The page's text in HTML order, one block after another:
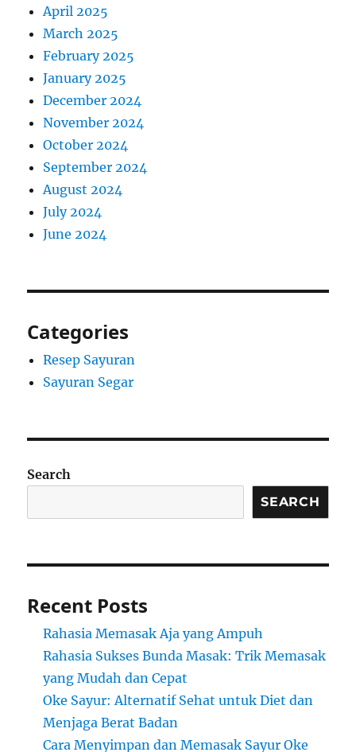
April 2025
March 2025
February 2025
January 2025
December 2024
November 2024
October 2024
September 2024
August 2024
July 2024
June 2024
Categories
Resep Sayuran
Sayuran Segar
Search
SEARCH
Recent Posts
Rahasia Memasak Aja yang Ampuh
Rahasia Sukses Bunda Masak: Trik Memasak
yang Mudah dan Cepat
Oke Sayur: Alternatif Sehat untuk Diet dan
Menjaga Berat Badan
Cara Menyimpan dan Memasak Sayur Oke